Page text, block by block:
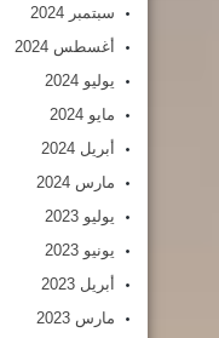
سبتمبر 2024
أغسطس 2024
يوليو 2024
مايو 2024
أبريل 2024
مارس 2024
يوليو 2023
يونيو 2023
أبريل 2023
مارس 2023